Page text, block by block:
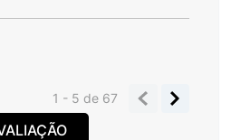
1 - 5de 67